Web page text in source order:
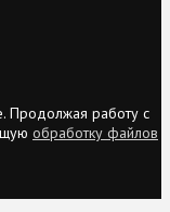
Продолжая работу с
обработку файлов